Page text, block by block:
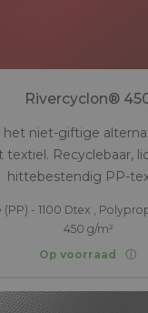
Rivercyclon®
het niet-giftige
textiel. Recyclebaar,
hittebestendig PP-
- 1100 Dtex ,
450 g/m²
Op voorraad